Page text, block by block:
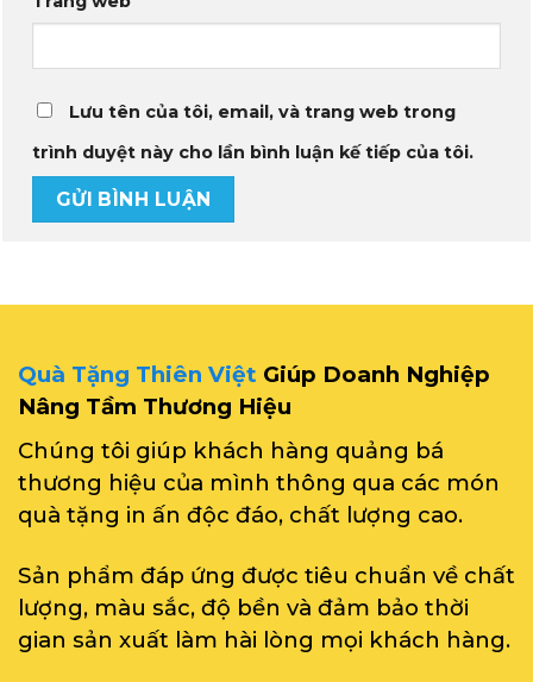
Lưu tên của tôi, email, và trang web trong
trình duyệt này cho lần bình luận kế tiếp của tôi.
Quà Tặng Thiên Việt Giúp Doanh Nghiệp
Nâng Tầm Thương Hiệu
Chúng tôi giúp khách hàng quảng bá
thương hiệu của mình thông qua các món
quà tặng in ấn độc đáo, chất lượng cao.
Sản phẩm đáp ứng được tiêu chuẩn về chất
lượng, màu sắc, độ bền và đảm bảo thời
gian sản xuất làm hài lòng mọi khách hàng.